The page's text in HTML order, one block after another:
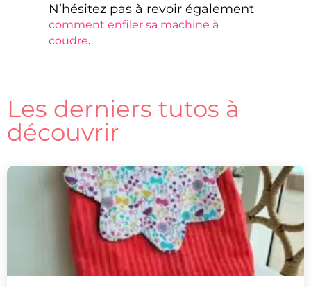
N’hésitez pas à revoir également
comment enfiler sa machine à
coudre.
Les derniers tutos à
découvrir